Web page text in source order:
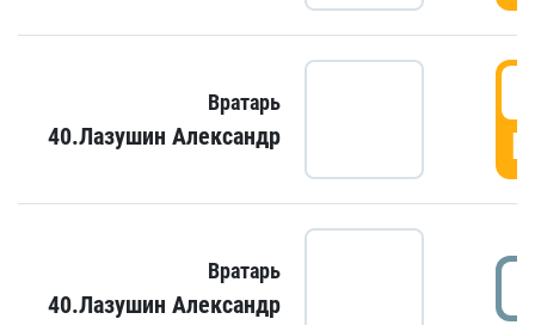
Вратарь
40.Лазушин Александр
Вратарь
40.Лазушин Александр